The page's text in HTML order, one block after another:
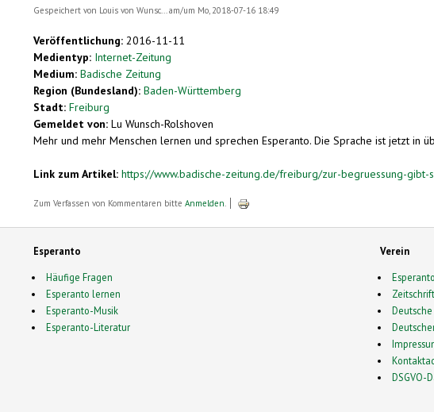
Gespeichert von Louis von Wunsc...am/um Mo, 2018-07-16 18:49
Veröffentlichung: 2016-11-11
Medientyp: Internet-Zeitung
Medium: Badische Zeitung
Region (Bundesland): Baden-Württemberg
Stadt: Freiburg
Gemeldet von: Lu Wunsch-Rolshoven
Mehr und mehr Menschen lernen und sprechen Esperanto. Die Sprache ist jetzt in
Link zum Artikel: https://www.badische-zeitung.de/freiburg/zur-begruessung-gibt-
Zum Verfassen von Kommentaren bitte Anmelden.
Esperanto
Häufige Fragen
Esperanto lernen
Esperanto-Musik
Esperanto-Literatur
Verein
DSGVO-